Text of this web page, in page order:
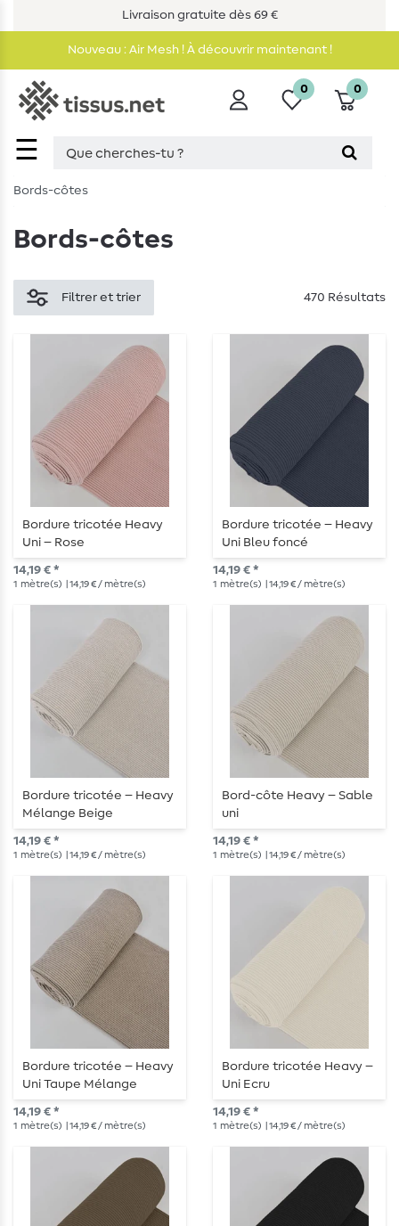
Livraison gratuite dès 69 €
Nouveau : Air Mesh ! À découvrir maintenant !
☰
0 0
Bords-côtes
Bords-côtes
Filtrer et trier 470 Résultats
Bordure tricotée Heavy
Uni – Rose
14,19 € *
1 mètre(s) | 14,19 € / mètre(s)
Bordure tricotée – Heavy
Uni Bleu foncé
14,19 € *
1 mètre(s) | 14,19 € / mètre(s)
Bordure tricotée – Heavy
Mélange Beige
14,19 € *
1 mètre(s) | 14,19 € / mètre(s)
Bord-côte Heavy – Sable
uni
14,19 € *
1 mètre(s) | 14,19 € / mètre(s)
Bordure tricotée – Heavy
Uni Taupe Mélange
14,19 € *
1 mètre(s) | 14,19 € / mètre(s)
Bordure tricotée Heavy –
Uni Ecru
14,19 € *
1 mètre(s) | 14,19 € / mètre(s)